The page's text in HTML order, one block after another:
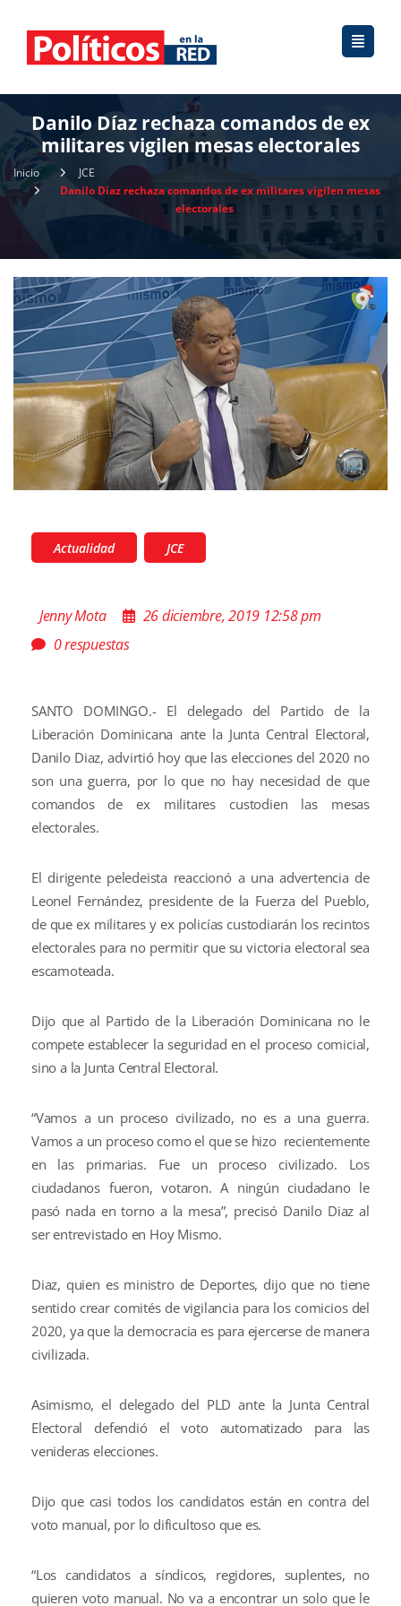
Danilo Díaz rechaza comandos de ex
militares vigilen mesas electorales
Inicio
JCE
Danilo Díaz rechaza comandos de ex militares vigilen mesas
electorales
Actualidad JCE
Jenny Mota
26 diciembre, 2019 12:58 pm
0 respuestas
SANTO DOMINGO.- El delegado del Partido de la
Liberación Dominicana ante la Junta Central Electoral,
Danilo Diaz, advirtió hoy que las elecciones del 2020 no
son una guerra, por lo que no hay necesidad de que
comandos de ex militares custodien las mesas
electorales.
El dirigente peledeista reaccionó a una advertencia de
Leonel Fernández, presidente de la Fuerza del Pueblo,
de que ex militares y ex policías custodiarán los recintos
electorales para no permitir que su victoria electoral sea
escamoteada.
Dijo que al Partido de la Liberación Dominicana no le
compete establecer la seguridad en el proceso comicial,
sino a la Junta Central Electoral.
“Vamos a un proceso civilizado, no es a una guerra.
Vamos a un proceso como el que se hizo recientemente
en las primarias. Fue un proceso civilizado. Los
ciudadanos fueron, votaron. A ningún ciudadano le
pasó nada en torno a la mesa”, precisó Danilo Diaz al
ser entrevistado en Hoy Mismo.
Diaz, quien es ministro de Deportes, dijo que no tiene
sentido crear comités de vigilancia para los comicios del
2020, ya que la democracia es para ejercerse de manera
civilizada.
Asimismo, el delegado del PLD ante la Junta Central
Electoral defendió el voto automatizado para las
venideras elecciones.
Dijo que casi todos los candidatos están en contra del
voto manual, por lo dificultoso que es.
“Los candidatos a síndicos, regidores, suplentes, no
quieren voto manual. No va a encontrar un solo que le